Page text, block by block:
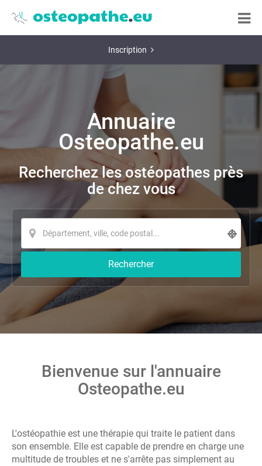
Inscription
Annuaire
Osteopathe.eu
Recherchez les ostéopathes près
de chez vous
Rechercher
Bienvenue sur l'annuaire
Osteopathe.eu
L'ostéopathie est une thérapie qui traite le patient dans
son ensemble. Elle est capable de prendre en charge une
multitude de troubles et ne s'arrête pas simplement au